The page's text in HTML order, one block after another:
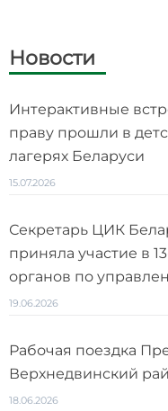
Новости
Интерактивные
праву прошли в
лагерях Беларуси
15.07.2026
Секретарь ЦИК
приняла участие в
органов по
19.06.2026
Рабочая поездка
Верхнедвинский
18.06.2026